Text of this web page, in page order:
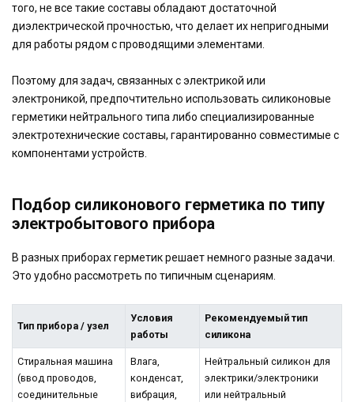
того, не все такие составы обладают достаточной
диэлектрической прочностью, что делает их непригодными
для работы рядом с проводящими элементами.
Поэтому для задач, связанных с электрикой или
электроникой, предпочтительно использовать силиконовые
герметики нейтрального типа либо специализированные
электротехнические составы, гарантированно совместимые с
компонентами устройств.
Подбор силиконового герметика по типу
электробытового прибора
В разных приборах герметик решает немного разные задачи.
Это удобно рассмотреть по типичным сценариям.
Тип прибора / узел
Условия
работы
Рекомендуемый тип
силикона
Стиральная машина
(ввод проводов,
соединительные
Влага,
конденсат,
вибрация,
Нейтральный силикон для
электрики/электроники
или нейтральный